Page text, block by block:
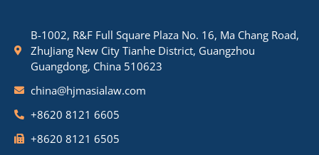
B-1002, R&F Full Square Plaza No. 16, Ma Chang Road,
ZhuJiang New City Tianhe District, Guangzhou
Guangdong, China 510623
china@hjmasialaw.com
+8620 8121 6605
+8620 8121 6505